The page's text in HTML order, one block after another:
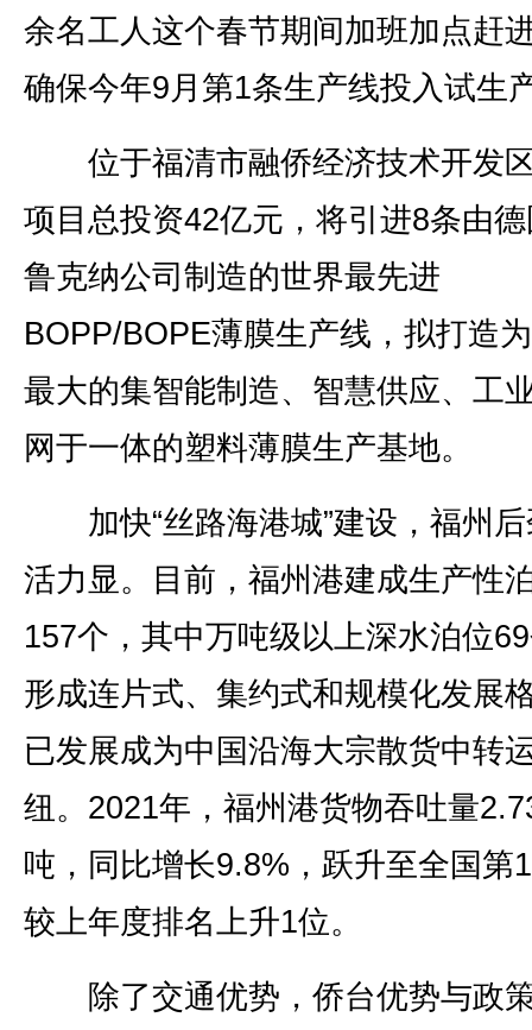
余名工人这个春节期间加班加点赶
确保今年9月第1条生产线投入试生
位于福清市融侨经济技术开发
项目总投资42亿元，将引进8条由
鲁克纳公司制造的世界最先进
BOPP/BOPE薄膜生产线，拟打造
最大的集智能制造、智慧供应、工
网于一体的塑料薄膜生产基地。
加快“丝路海港城”建设，福州后
活力显。目前，福州港建成生产性
157个，其中万吨级以上深水泊位
形成连片式、集约式和规模化发展
已发展成为中国沿海大宗散货中转
纽。2021年，福州港货物吞吐量
吨，同比增长9.8%，跃升至全国第
较上年度排名上升1位。
除了交通优势，侨台优势与政